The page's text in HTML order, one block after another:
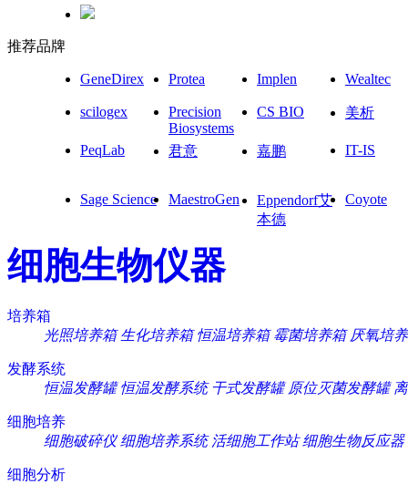
推荐品牌
GeneDirex Protea Implen Wealtec
scilogex
Precision
Biosystems
CS BIO 美析
PeqLab 君意 嘉鹏 IT-IS
Sage Science MaestroGen
Eppendorf艾
本德
Coyote
细胞生物仪器
培养箱
光照培养箱 生化培养箱 恒温培养箱 霉菌培养箱 厌氧培
发酵系统
恒温发酵罐 恒温发酵系统 干式发酵罐 原位灭菌发酵罐
细胞培养
细胞破碎仪 细胞培养系统 活细胞工作站 细胞生物反应器
细胞分析